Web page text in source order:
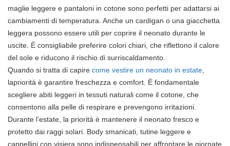
maglie leggere e pantaloni in cotone sono perfetti per adattarsi ai
cambiamenti di temperatura. Anche un cardigan o una giacchetta
leggera possono essere utili per coprire il neonato durante le
uscite. È consigliabile preferire colori chiari, che riflettono il calore
del sole e riducono il rischio di surriscaldamento.
Quando si tratta di capire come vestire un neonato in estate
lapriorità è garantire freschezza e comfort. È fondamentale
scegliere abiti leggeri in tessuti naturali come il cotone, che
consentono alla pelle di respirare e prevengono irritazioni.
Durante l’estate, la priorità è mantenere il neonato fresco e
protetto dai raggi solari. Body smanicati, tutine leggere e
cappellini con visiera sono indispensabili per affrontare le giornate